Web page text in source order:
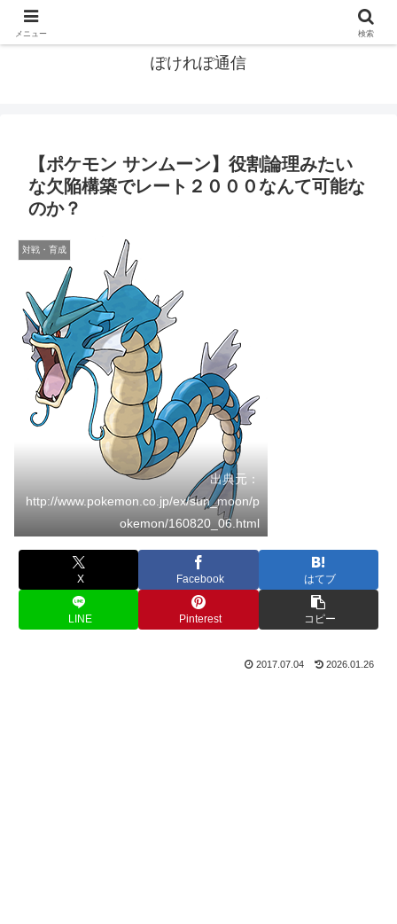
ぽけれぽ通信
【ポケモン サンムーン】役割論理みたい
な欠陥構築でレート２０００なんて可能な
のか？
対戦・育成
出典元：
http://www.pokemon.co.jp/ex/sun_moon/p
okemon/160820_06.html
X Facebook はてブ
LINE Pinterest コピー
2017.07.04 2026.01.26
メニュー 検索